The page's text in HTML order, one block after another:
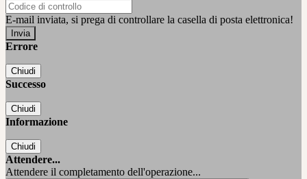
E-mail inviata, si prega di controllare la casella di posta elettronica!
Errore
Chiudi
Successo
Chiudi
Informazione
Chiudi
Attendere...
Attendere il completamento dell'operazione...